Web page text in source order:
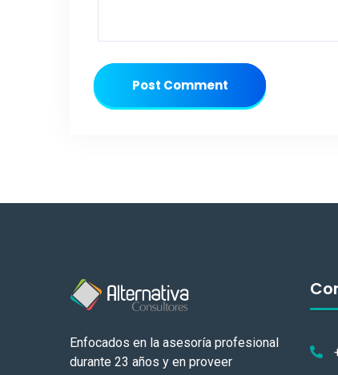
Post Comment
Enfocados en la asesoría profesional
durante 23 años y en proveer